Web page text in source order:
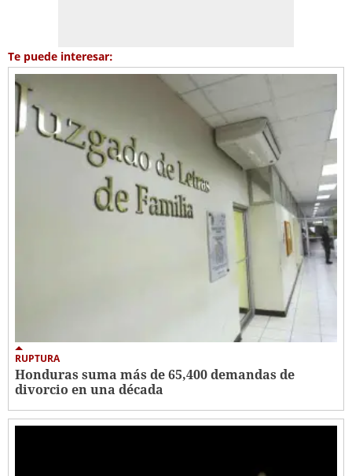
Te puede interesar:
RUPTURA
Honduras suma más de 65,400 demandas de
divorcio en una década